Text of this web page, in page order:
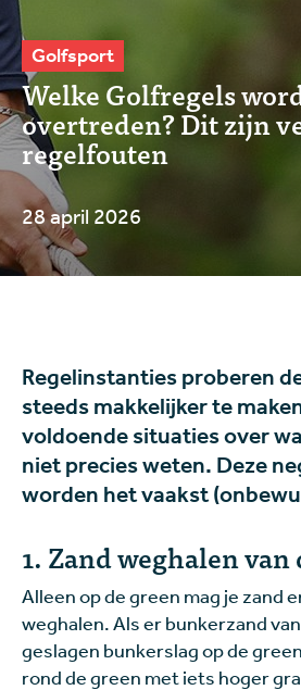
Golfsport
Welke Golfregels
overtreden? Dit zijn
regelfouten
28 april 2026
Regelinstanties proberen
steeds makkelijker te
voldoende situaties over
niet precies weten. Deze
worden het vaakst
1. Zand weghalen
Alleen op de green mag je zand
weghalen. Als er bunkerzand
geslagen bunkerslag op de
rond de green met iets hoger